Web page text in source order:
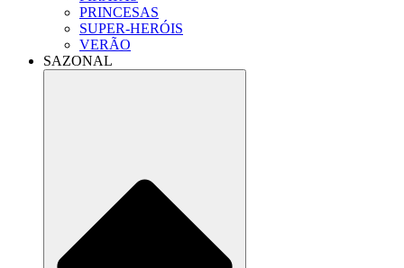
PRINCESAS
SUPER-HERÓIS
VERÃO
SAZONAL